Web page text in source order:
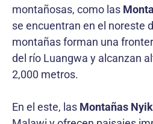
montañosas, como las
se encuentran en el noreste
montañas forman una
del río Luangwa y alcanzan
2,000 metros.
En el este, las Montañas